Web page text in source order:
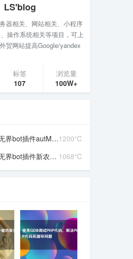
LS'blog
器相关、网站相关、小程序
操作系统相关等项目，可上
贸网站提高Google/yandex
标签
107
浏览量
100W+
1200℃
界bot插件autMa...
1068℃
bot插件新农场...